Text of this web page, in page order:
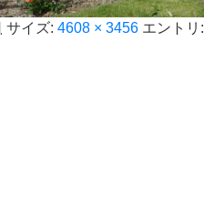
サイズ: 4608 × 3456 エントリ: